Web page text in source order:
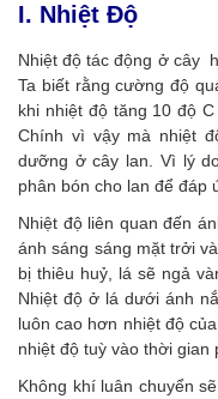
I. Nhiệt Độ
Nhiệt độ tác động ở cây
Ta biết rằng cường độ
khi nhiệt độ tăng 10 độ
Chính vì vậy mà nhiệt
dưỡng ở cây lan. Vì lý
phân bón cho lan để đáp
Nhiệt độ liên quan đến
ánh sáng sáng mặt trởi
bị thiêu huỷ, lá sẽ ngả
Nhiệt độ ở lá dưới ánh
luôn cao hơn nhiệt độ
nhiệt độ tuỳ vào thời gian
Không khí luân chuyển